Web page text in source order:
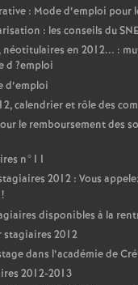
: Mode d’emploi pour
: les conseils du
néotitulaires en 2012... :
d ?emploi
d’emploi
calendrier et rôle des
le remboursement des
n°11
2012 : Vous
!
disponibles à la
2012
dans l’académie de
2012-2013